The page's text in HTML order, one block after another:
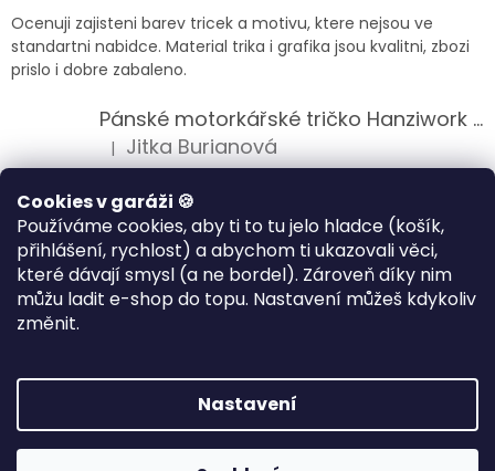
Cookies v garáži 🍪
Používáme cookies, aby ti to tu jelo hladce (košík,
přihlášení, rychlost) a abychom ti ukazovali věci,
které dávají smysl (a ne bordel). Zároveň díky nim
můžu ladit e-shop do topu. Nastavení můžeš kdykoliv
změnit.
Nastavení
Ocenuji zajisteni barev tricek a motivu, ktere nejsou ve
standartni nabidce. Material trika i grafika jsou kvalitni, zbozi
prislo i dobre zabaleno.
Pánské motorkářské tričko Hanziwork Custom Bobber
Hodnocení produktu je 5 z 5 hvězdiček.
| Jitka Burianová
Splnil očekávání na jedničku
Hodnocení produktu je 5 z 5 hvězdiček.
| Klára Musilová
Jsem velice spokojena, velmi kvalitni zbozi.
Vytvořil Shoptet
Copyright 2026HANZIWORK. Všechna práva vyhrazena.